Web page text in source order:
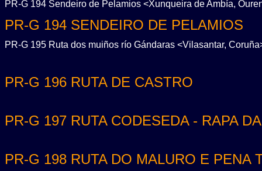
PR-G 194 Sendeiro de Pelamios <Xunqueira de Ambía,
PR-G 194 SENDEIRO DE PELAMIOS
PR-G 195 Ruta dos muiños río Gándaras <Vilasantar,
PR-G 196 RUTA DE CASTRO
PR-G 197 RUTA CODESEDA - RAPA
PR-G 198 RUTA DO MALURO E PENA